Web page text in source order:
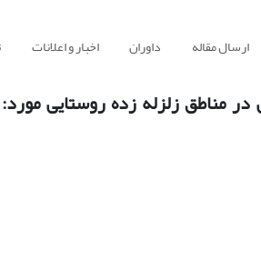
ارسال مقاله داوران اخبار و اعلانات
مناطق زلزله زده روستایی